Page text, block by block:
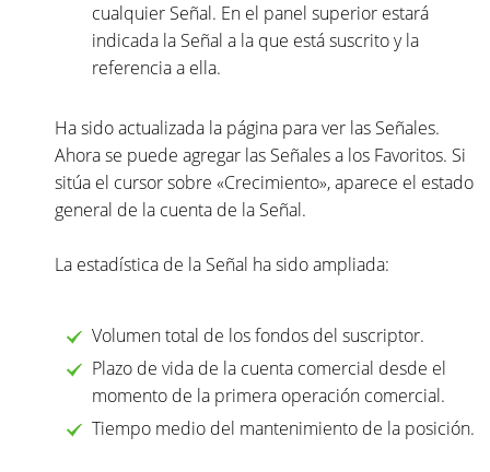
cualquier Señal. En el panel superior estará
indicada la Señal a la que está suscrito y la
referencia a ella.
Ha sido actualizada la página para ver las Señales.
Ahora se puede agregar las Señales a los Favoritos. Si
sitúa el cursor sobre «Crecimiento», aparece el estado
general de la cuenta de la Señal.
La estadística de la Señal ha sido ampliada:
Volumen total de los fondos del suscriptor.
Plazo de vida de la cuenta comercial desde el
momento de la primera operación comercial.
Tiempo medio del mantenimiento de la posición.